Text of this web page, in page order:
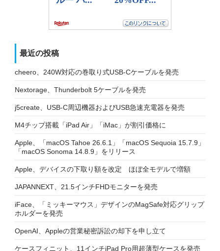
最近の投稿
cheero、240W対応の巻取り式USB-Cケーブルを発売
Nextorage、Thunderbolt 5ケーブルを発売
j5create、USB-C周辺機器およびUSB急速充電器を発売
M4チップ搭載「iPad Air」「iMac」が割引価格に
Apple、「macOS Tahoe 26.6.1」「macOS Sequoia 15.7.9」
「macOS Sonoma 14.8.9」をリリース
Apple、デバイスの下取り額を改定 ほぼ全モデルで増額
JAPANNEXT、21.5インチFHDモニターを発売
iFace、「ミッキーマウス」デザインのMagSafe対応グリップ
ホルダーを発売
OpenAI、Appleの営業秘密訴訟の却下を申し立て
ケースフィニット、11インチiPad Pro用超薄型ケースを発売